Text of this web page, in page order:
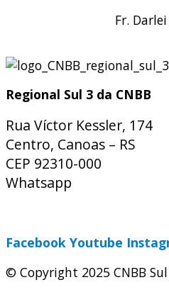
Fr.
Regional Sul 3 da CNBB
Rua Víctor Kessler, 174
Centro, Canoas – RS
CEP 92310-000
Whatsapp
Facebook Youtube
© Copyright 2025 CNBB